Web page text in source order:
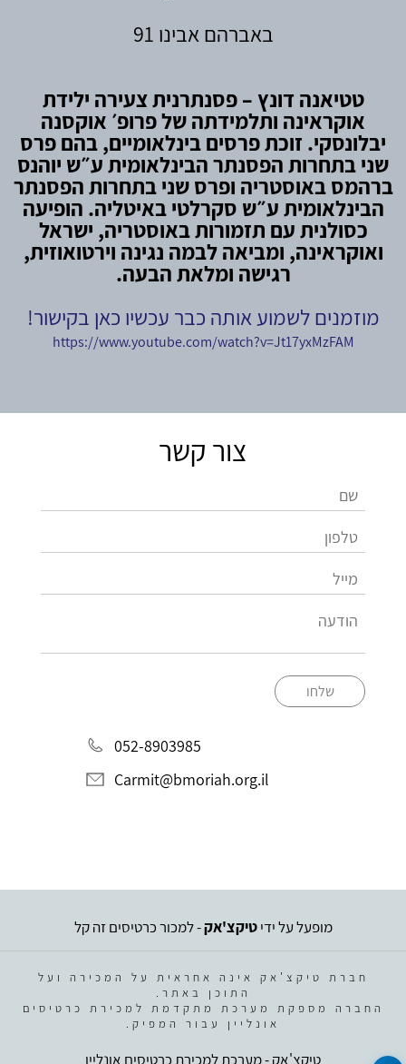
באברהם אבינו 91
טטיאנה דונץ – פסנתרנית צעירה ילידת
אוקראינה ותלמידתה של פרופ׳ אוקסנה
יבלונסקי. זוכת פרסים בינלאומיים, בהם פרס
שני בתחרות הפסנתר הבינלאומית ע״ש יוהנס
ברהמס באוסטריה ופרס שני בתחרות הפסנתר
הבינלאומית ע״ש סקרלטי באיטליה. הופיעה
כסולנית עם תזמורות באוסטריה, ישראל
ואוקראינה, ומביאה לבמה נגינה וירטואוזית,
רגישה ומלאת הבעה.
מוזמנים לשמוע אותה כבר עכשיו כאן בקישור!
https://www.youtube.com/watch?v=Jt17yxMzFAM
צור קשר
שלחו
052-8903985
Carmit@bmoriah.org.il
מופעל על ידיטיקצ'אק- למכור כרטיסים זה קל
חברת טיקצ'אק אינה אחראית על המכירה ועל
התוכן באתר.
החברה מספקת מערכת מתקדמת למכירת כרטיסים
אונליין עבור המפיק.
טיקצ'אק - מערכת למכירת כרטיסים אונליין